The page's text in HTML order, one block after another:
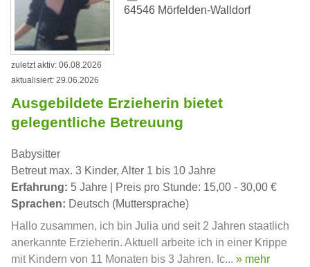
64546 Mörfelden-Walldorf
zuletzt aktiv: 06.08.2026
aktualisiert: 29.06.2026
Ausgebildete Erzieherin bietet
gelegentliche Betreuung
Babysitter
Betreut max. 3 Kinder, Alter 1 bis 10 Jahre
Erfahrung: 5 Jahre | Preis pro Stunde: 15,00 - 30,00 €
Sprachen: Deutsch (Muttersprache)
Hallo zusammen, ich bin Julia und seit 2 Jahren staatlich
anerkannte Erzieherin. Aktuell arbeite ich in einer Krippe
mit Kindern von 11 Monaten bis 3 Jahren. Ic... » mehr